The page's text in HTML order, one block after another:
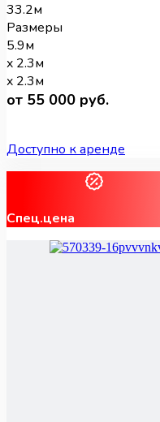
33.2м
Размеры
5.9м
x 2.3м
x 2.3м
от 55 000 руб.
Доступно к аренде
Спец.цена